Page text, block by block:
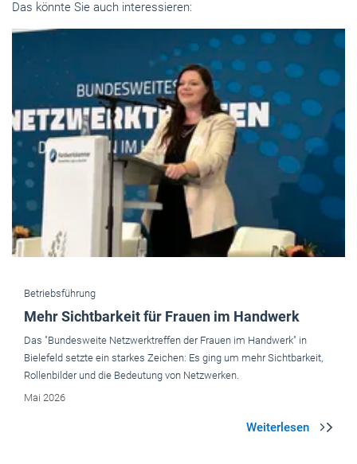
Das könnte Sie auch interessieren:
Betriebsführung
Mehr Sichtbarkeit für Frauen im Handwerk
Das "Bundesweite Netzwerktreffen der Frauen im Handwerk" in
Bielefeld setzte ein starkes Zeichen: Es ging um mehr Sichtbarkeit,
Rollenbilder und die Bedeutung von Netzwerken.
Mai 2026